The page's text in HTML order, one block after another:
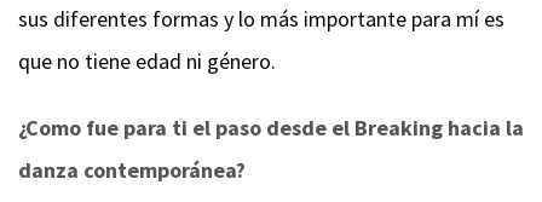
sus diferentes formas y lo más importante para mí es
que no tiene edad ni género.
¿Como fue para ti el paso desde el Breaking hacia la
danza contemporánea?